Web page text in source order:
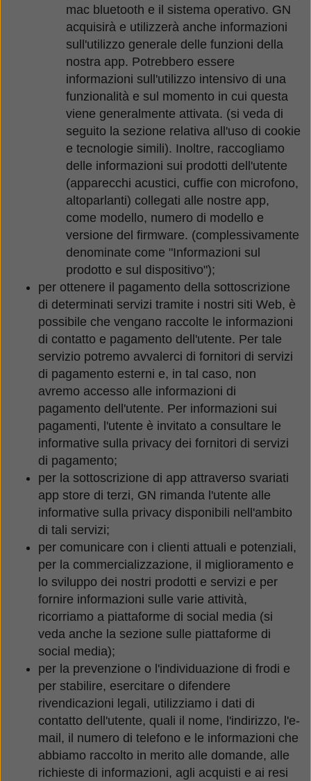
mac bluetooth e il sistema operativo. GN
acquisirà e utilizzerà anche informazioni
sull'utilizzo generale delle funzioni della
nostra app. Potrebbero essere
informazioni sull'utilizzo intensivo di una
funzionalità e sul momento in cui questa
viene generalmente attivata. (si veda di
seguito la sezione relativa all'uso di cookie
e tecnologie simili). Inoltre, raccogliamo
delle informazioni sui prodotti dell'utente
(apparecchi acustici, cuffie con microfono,
altoparlanti) collegati alle nostre app,
come modello, numero di modello e
versione del firmware. (complessivamente
denominate come "Informazioni sul
prodotto e sul dispositivo");
per ottenere il pagamento della sottoscrizione
di determinati servizi tramite i nostri siti Web, è
possibile che vengano raccolte le informazioni
di contatto e pagamento dell'utente. Per tale
servizio potremo avvalerci di fornitori di servizi
di pagamento esterni e, in tal caso, non
avremo accesso alle informazioni di
pagamento dell'utente. Per informazioni sui
pagamenti, l'utente è invitato a consultare le
informative sulla privacy dei fornitori di servizi
di pagamento;
per la sottoscrizione di app attraverso svariati
app store di terzi, GN rimanda l'utente alle
informative sulla privacy disponibili nell'ambito
di tali servizi;
per comunicare con i clienti attuali e potenziali,
per la commercializzazione, il miglioramento e
lo sviluppo dei nostri prodotti e servizi e per
fornire informazioni sulle varie attività,
ricorriamo a piattaforme di social media (si
veda anche la sezione sulle piattaforme di
social media);
per la prevenzione o l'individuazione di frodi e
per stabilire, esercitare o difendere
rivendicazioni legali, utilizziamo i dati di
contatto dell'utente, quali il nome, l'indirizzo, l'e-
mail, il numero di telefono e le informazioni che
abbiamo raccolto in merito alle domande, alle
richieste di informazioni, agli acquisti e ai resi